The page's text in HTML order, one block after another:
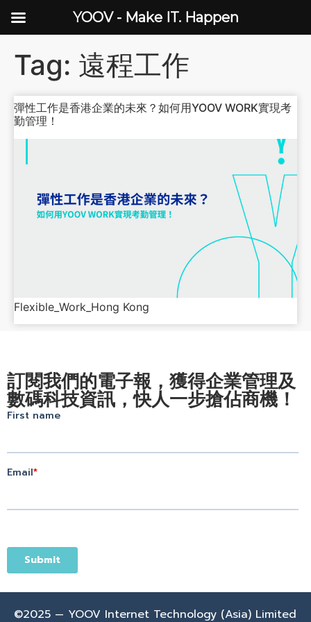
Tag: 遠程工作
彈性工作是香港企業的未來？如何用YOOV WORK實現考
勤管理！
Flexible_Work_Hong Kong
訂閱我們的電子報，獲得企業管理及
數碼科技資訊，快人一步搶佔商機！
©2025 — YOOV Internet Technology (Asia) Limited
YOOV - Make IT. Happen